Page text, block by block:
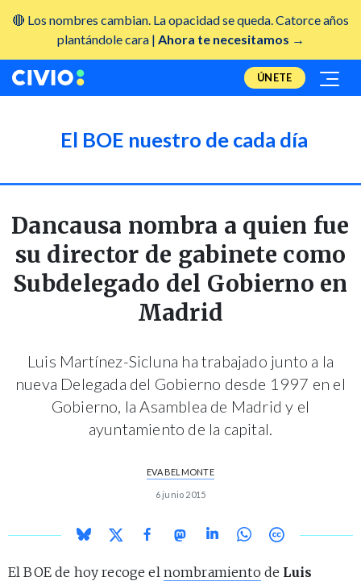
🔴 Los nombres cambian. La opacidad se queda. Catorce años
plantándole cara | Ahora te necesitamos →
ÚNETE
El BOE nuestro de cada día
Dancausa nombra a quien fue
su director de gabinete como
Subdelegado del Gobierno en
Madrid
Luis Martínez-Sicluna ha trabajado junto a la
nueva Delegada del Gobierno desde 1997 en el
Gobierno, la Asamblea de Madrid y el
ayuntamiento de la capital.
EVA BELMONTE
6 junio 2015
El BOE de hoy recoge el nombramiento de Luis